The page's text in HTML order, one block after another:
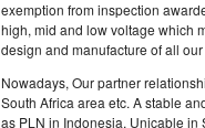
exemption from inspection
high, mid and low voltage which
design and manufacture of all
Nowadays, Our partner
South Africa area etc. A stable
as PLN in Indonesia, Unicable in